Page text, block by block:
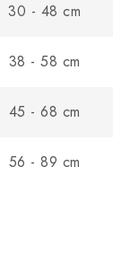
30 - 48 cm
38 - 58 cm
45 - 68 cm
56 - 89 cm